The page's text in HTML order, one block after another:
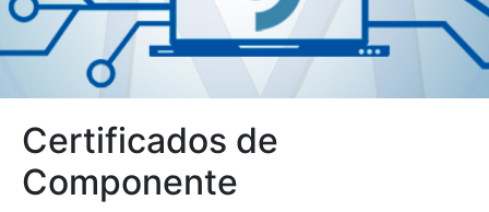
Mostrar/Ocultar
Certificados de
Componente